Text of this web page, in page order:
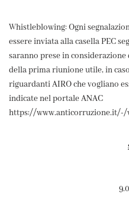
Whistleblowing: Ogni
essere inviata alla casella PEC
saranno prese in
della prima riunione utile, in
riguardanti AIRO che vogliano
indicate nel portale ANAC
https://www.anticorruzione.it/-/